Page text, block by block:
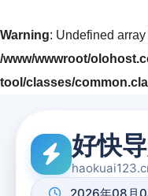
Warning: Undefined
/www/wwwroot/
tool/classes/